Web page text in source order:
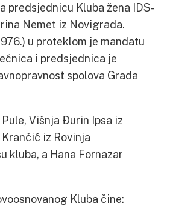
predsjednicu Kluba žena IDS-
Nemet iz Novigrada.
u proteklom je mandatu
i predsjednica je
spolova Grada
Višnja Ðurin Ipsa iz
iz Rovinja
kluba, a Hana Fornazar
Kluba čine: